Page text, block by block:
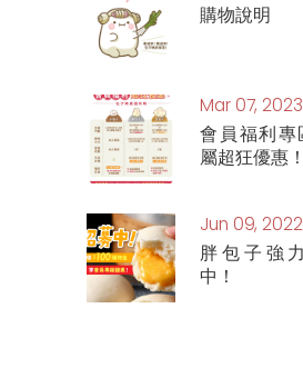
購物說明
Mar 07, 2023
會員福利專
屬超狂優惠！
Jun 09, 2022
胖包子強
中！